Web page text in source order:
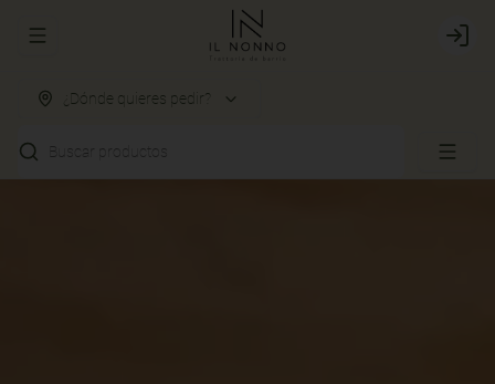
Abrir menu de navegación Login
¿Dónde quieres pedir?
Buscar productos